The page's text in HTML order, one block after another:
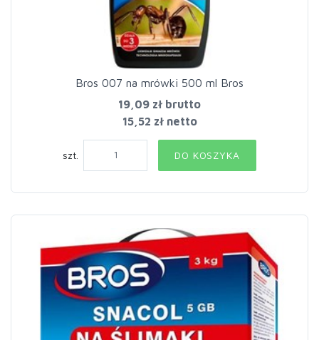
Bros 007 na mrówki 500 ml Bros
19,09 zł brutto
15,52 zł netto
szt. DO KOSZYKA